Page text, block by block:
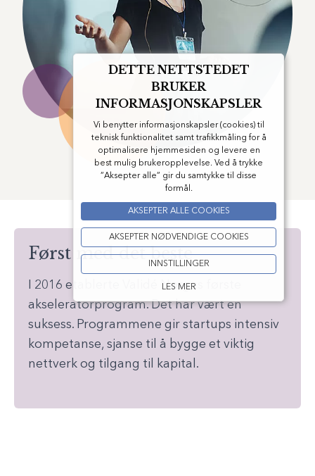
Først med det beste
I 2016 etablerte Validé Norges første
akseleratorprogram. Det har vært en
suksess. Programmene gir startups intensiv
kompetanse, sjanse til å bygge et viktig
nettverk og tilgang til kapital.
DETTE NETTSTEDET
BRUKER
INFORMASJONSKAPSLER
Vi benytter informasjonskapsler (cookies) til
teknisk funktionalitet samt trafikkmåling for å
optimalisere hjemmesiden og levere en
best mulig brukeropplevelse. Ved å trykke
”Aksepter alle” gir du samtykke til disse
formål.
AKSEPTER ALLE COOKIES
AKSEPTER NØDVENDIGE COOKIES
INNSTILLINGER
LES MER